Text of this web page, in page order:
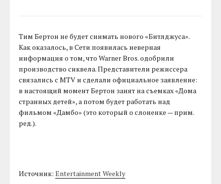
Тим Бертон не будет снимать нового «Битлджуса».
Как оказалось, в Сети появилась неверная
информация о том, что Warner Bros. одобрили
производство сиквела. Представители режиссера
связались с MTV и сделали официальное заявление:
в настоящий момент Бертон занят на съемках «Дома
странных детей», а потом будет работать над
фильмом «Дамбо» (это который о слоненке — прим.
ред.).
Источник:Entertainment Weekly